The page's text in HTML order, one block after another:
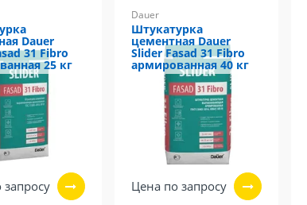
Dauer
31 Fibro
25 кг
Dauer
Штукатурка
цементная Dauer
Slider Fasad 31 Fibro
армированная 40 кг
Цена по запросу